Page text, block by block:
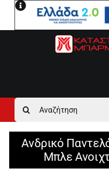
Μετάβαση
Αρχική
Ανδρικά
Γυναικεία
Αναζήτηση
για:
Ανδρικό
Μπλε